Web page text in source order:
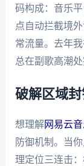
码构成：音乐
点自动拦截境
常流量。去年
总在副歌高潮
破解区域
想理解网易云
防御机制。当
理定位三连击